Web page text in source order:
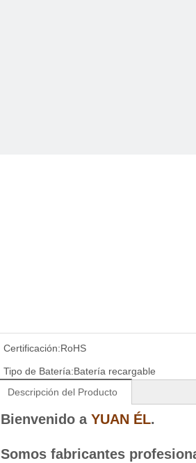
Certificación:RoHS
Tipo de Batería:Batería recargable
Descripción del Producto
Bienvenido a YUAN ÉL.
Somos fabricantes